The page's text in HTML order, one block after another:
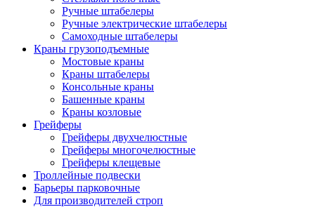
Ручные штабелеры
Ручные электрические штабелеры
Самоходные штабелеры
Краны грузоподъемные
Мостовые краны
Краны штабелеры
Консольные краны
Башенные краны
Краны козловые
Грейферы
Грейферы двухчелюстные
Грейферы многочелюстные
Грейферы клещевые
Троллейные подвески
Барьеры парковочные
Для производителей строп